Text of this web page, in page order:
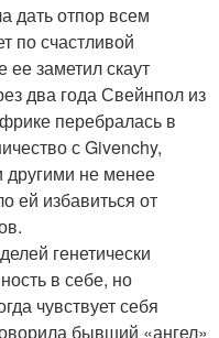
дать отпор всем
по счастливой
заметил скаут
два года Свейнпол из
перебралась в
с Givenchy,
другими не менее
ей избавиться от
генетически
в себе, но
чувствует себя
бывший «ангел»